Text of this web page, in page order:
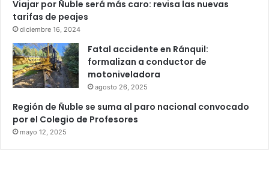
Viajar por Ñuble será más caro: revisa las nuevas
tarifas de peajes
diciembre 16, 2024
Fatal accidente en Ránquil:
formalizan a conductor de
motoniveladora
agosto 26, 2025
Región de Ñuble se suma al paro nacional convocado
por el Colegio de Profesores
mayo 12, 2025